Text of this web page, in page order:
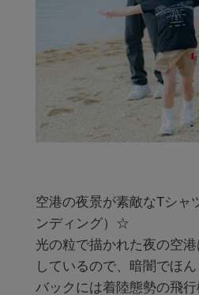
空港の夜景が素敵なTシャ
ンディング）☆
光の粒で描かれた夜の空
しているので、暗闇でほ
バックには着陸態勢の飛行